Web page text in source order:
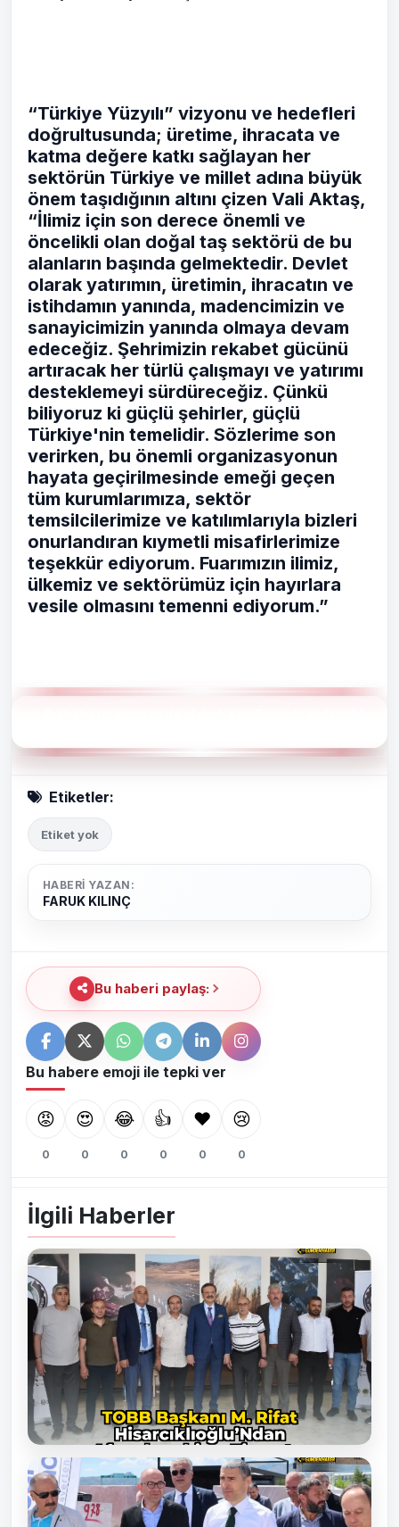
“Türkiye Yüzyılı” vizyonu ve hedefleri
doğrultusunda; üretime, ihracata ve
katma değere katkı sağlayan her
sektörün Türkiye ve millet adına büyük
önem taşıdığının altını çizen Vali Aktaş,
“İlimiz için son derece önemli ve
öncelikli olan doğal taş sektörü de bu
alanların başında gelmektedir. Devlet
olarak yatırımın, üretimin, ihracatın ve
istihdamın yanında, madencimizin ve
sanayicimizin yanında olmaya devam
edeceğiz. Şehrimizin rekabet gücünü
artıracak her türlü çalışmayı ve yatırımı
desteklemeyi sürdüreceğiz. Çünkü
biliyoruz ki güçlü şehirler, güçlü
Türkiye'nin temelidir. Sözlerime son
verirken, bu önemli organizasyonun
hayata geçirilmesinde emeği geçen
tüm kurumlarımıza, sektör
temsilcilerimize ve katılımlarıyla bizleri
onurlandıran kıymetli misafirlerimize
teşekkür ediyorum. Fuarımızın ilimiz,
ülkemiz ve sektörümüz için hayırlara
vesile olmasını temenni ediyorum.”
Etiketler:
Etiket yok
HABERI YAZAN:
FARUK KILINÇ
Bu haberi paylaş:
Bu habere emoji ile tepki ver
😡 😍 😂 👍 ❤️ 😢
0 0 0 0 0 0
İlgili Haberler